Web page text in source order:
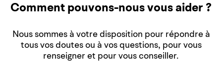
Comment pouvons-nous vous aider ?
Nous sommes à votre disposition pour répondre à
tous vos doutes ou à vos questions, pour vous
renseigner et pour vous conseiller.